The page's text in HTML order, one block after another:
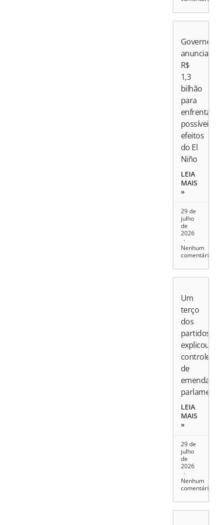
Governo
anuncia
R$
1,3
bilhão
para
enfrentar
possíveis
efeitos
do El
Niño
LEIA
MAIS
»
29 de
julho
de
2026
Nenhum
comentário
Um
terço
dos
partidos
explicou
controle
de
emendas
LEIA
MAIS
»
29 de
julho
de
2026
Nenhum
comentário